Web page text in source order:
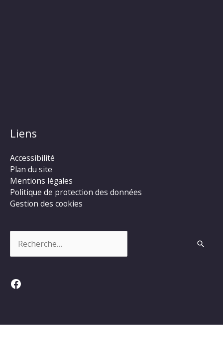
Liens
Accessibilité
Plan du site
Mentions légales
Politique de protection des données
Gestion des cookies
Facebook